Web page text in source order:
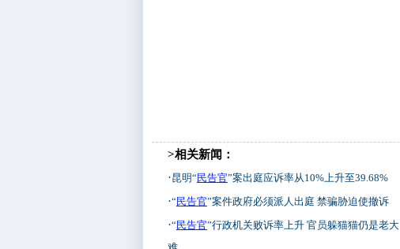
>相关新闻：
·昆明“民告官”案出庭应诉率从10%上升至39.68%
·“民告官”案件政府必须派人出庭 禁骗胁迫使撤诉
·“民告官”行政机关败诉率上升 官员躲猫猫仍是老大